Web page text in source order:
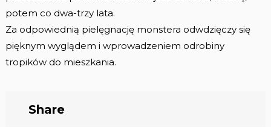
potem co dwa-trzy lata.
Za odpowiednią pielęgnację monstera odwdzięczy się
pięknym wyglądem i wprowadzeniem odrobiny
tropików do mieszkania.
Share